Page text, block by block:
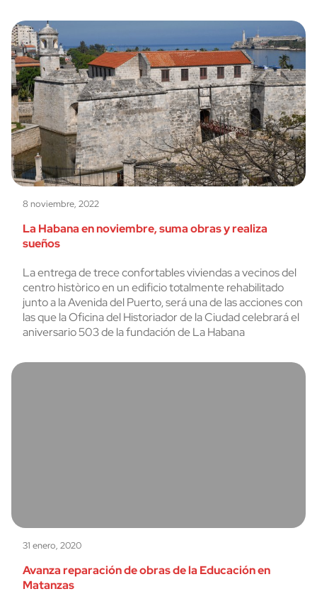
8 noviembre, 2022
La Habana en noviembre, suma obras y realiza
sueños
La entrega de trece confortables viviendas a vecinos del
centro històrico en un edificio totalmente rehabilitado
junto a la Avenida del Puerto, será una de las acciones con
las que la Oficina del Historiador de la Ciudad celebrará el
aniversario 503 de la fundación de La Habana
31 enero, 2020
Avanza reparación de obras de la Educación en
Matanzas